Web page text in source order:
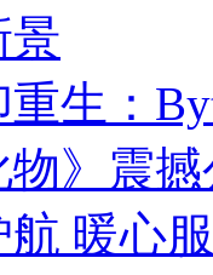
景
生：
》震
暖心